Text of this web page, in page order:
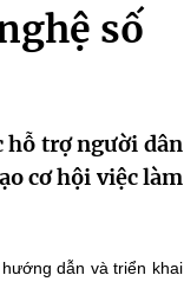
số
hỗ trợ người dân
cơ hội việc làm
dẫn và triển khai